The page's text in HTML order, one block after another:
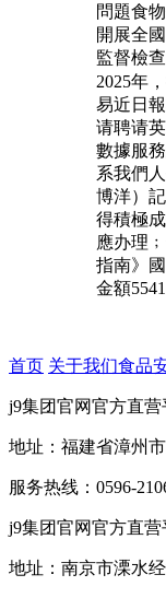
問題食
開展全
監督檢
2025年
易近日
请聘请
數據服
系我們
博洋）
得積極
應办理
指南》
金額
首页 关于我们食品
j9集团官网官方直
地址：福建省漳州
服务热线：0596-
j9集团官网官方直
地址：南京市溧水